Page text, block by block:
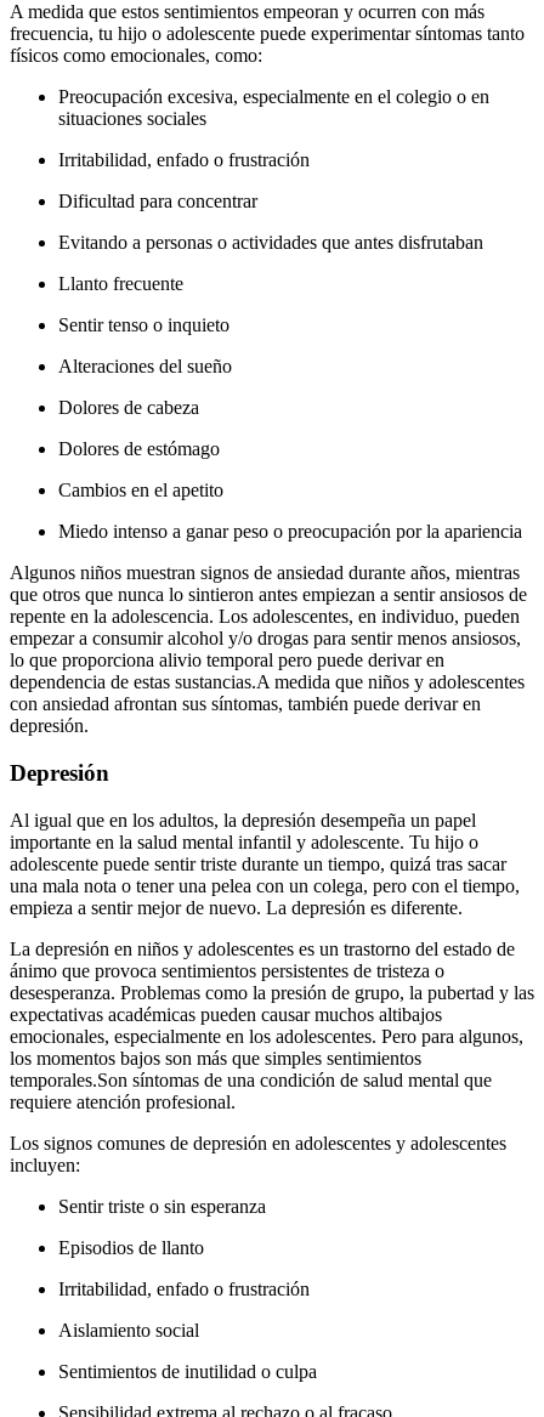
A medida que estos sentimientos empeoran y ocurren con más
frecuencia, tu hijo o adolescente puede experimentar síntomas tanto
físicos como emocionales, como:
Preocupación excesiva, especialmente en el colegio o en
situaciones sociales
Irritabilidad, enfado o frustración
Dificultad para concentrar
Evitando a personas o actividades que antes disfrutaban
Llanto frecuente
Sentir tenso o inquieto
Alteraciones del sueño
Dolores de cabeza
Dolores de estómago
Cambios en el apetito
Miedo intenso a ganar peso o preocupación por la apariencia
Algunos niños muestran signos de ansiedad durante años, mientras
que otros que nunca lo sintieron antes empiezan a sentir ansiosos de
repente en la adolescencia. Los adolescentes, en individuo, pueden
empezar a consumir alcohol y/o drogas para sentir menos ansiosos,
lo que proporciona alivio temporal pero puede derivar en
dependencia de estas sustancias.A medida que niños y adolescentes
con ansiedad afrontan sus síntomas, también puede derivar en
depresión.
Depresión
Al igual que en los adultos, la depresión desempeña un papel
importante en la salud mental infantil y adolescente. Tu hijo o
adolescente puede sentir triste durante un tiempo, quizá tras sacar
una mala nota o tener una pelea con un colega, pero con el tiempo,
empieza a sentir mejor de nuevo. La depresión es diferente.
La depresión en niños y adolescentes es un trastorno del estado de
ánimo que provoca sentimientos persistentes de tristeza o
desesperanza. Problemas como la presión de grupo, la pubertad y las
expectativas académicas pueden causar muchos altibajos
emocionales, especialmente en los adolescentes. Pero para algunos,
los momentos bajos son más que simples sentimientos
temporales.Son síntomas de una condición de salud mental que
requiere atención profesional.
Los signos comunes de depresión en adolescentes y adolescentes
incluyen:
Sentir triste o sin esperanza
Episodios de llanto
Irritabilidad, enfado o frustración
Aislamiento social
Sentimientos de inutilidad o culpa
Sensibilidad extrema al rechazo o al fracaso